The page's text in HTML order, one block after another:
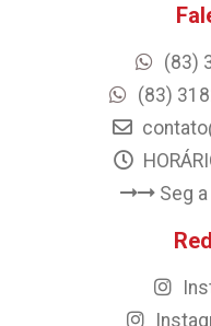
(83)
(83)
Seg a